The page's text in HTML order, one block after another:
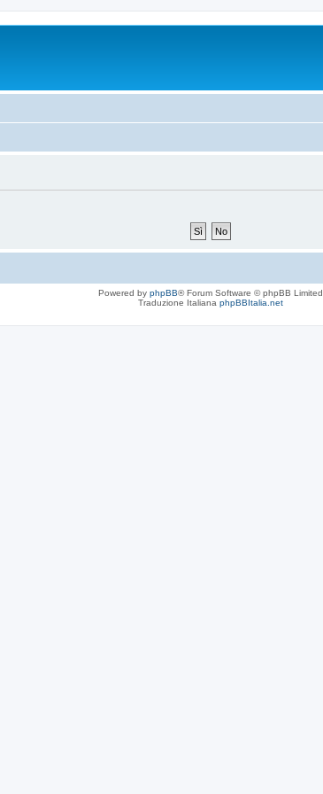
Powered by phpBB® Forum Software © phpBB Limited
Traduzione Italiana phpBBItalia.net